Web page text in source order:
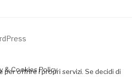
per offrire i propri servizi. Se decidi di
& Cookies Policy